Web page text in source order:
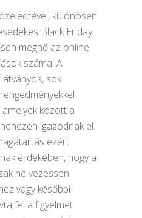
különösen
Black Friday
megnő az online
száma. A
sok
között a
igazodnak el.
ezért
érdekében, hogy a
ne vezessen
vagy későbbi
fel a figyelmet